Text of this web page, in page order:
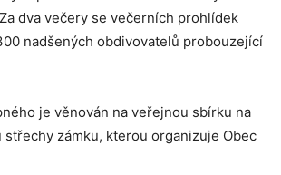
dva večery se večerních prohlídek
nadšených obdivovatelů probouzející
je věnován na veřejnou sbírku na
zámku, kterou organizuje Obec